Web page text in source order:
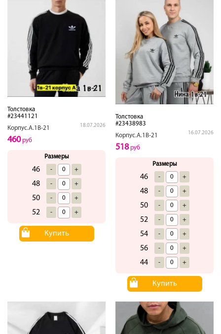
Толстовка
#23441121
Корпус.А.1В-21
18.07.2026
460руб
Размеры
46 - +
48 - +
50 - +
52 - +
Купить
Толстовка
#23438983
Корпус.А.1В-21
16.07.2026
518руб
Размеры
46 - +
48 - +
50 - +
52 - +
54 - +
56 - +
44 - +
Купить